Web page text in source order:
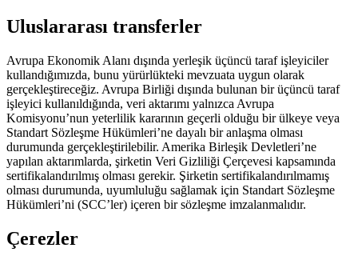
Uluslararası transferler
Avrupa Ekonomik Alanı dışında yerleşik üçüncü taraf işleyiciler
kullandığımızda, bunu yürürlükteki mevzuata uygun olarak
gerçekleştireceğiz. Avrupa Birliği dışında bulunan bir üçüncü taraf
işleyici kullanıldığında, veri aktarımı yalnızca Avrupa
Komisyonu’nun yeterlilik kararının geçerli olduğu bir ülkeye veya
Standart Sözleşme Hükümleri’ne dayalı bir anlaşma olması
durumunda gerçekleştirilebilir. Amerika Birleşik Devletleri’ne
yapılan aktarımlarda, şirketin Veri Gizliliği Çerçevesi kapsamında
sertifikalandırılmış olması gerekir. Şirketin sertifikalandırılmamış
olması durumunda, uyumluluğu sağlamak için Standart Sözleşme
Hükümleri’ni (SCC’ler) içeren bir sözleşme imzalanmalıdır.
Çerezler